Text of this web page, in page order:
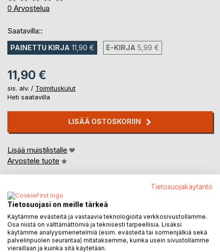
0%
0 Arvostelua
Saatavilla::
PAINETTU KIRJA 11,90 € E-KIRJA 5,99 €
11,90 €
sis. alv. / Toimituskulut
Heti saatavilla
LISÄÄ OSTOSKORIIN
Lisää muistilistalle
Arvostele tuote
KUVAUS
Tietosuojakäytäntö
Tietosuojasi on meille tärkeä
Käytämme evästeitä ja vastaavia teknologioita verkkosivustollamme.
Osa niistä on välttämättömiä ja teknisesti tarpeellisia. Lisäksi
käytämme analyysimenetelmiä (esim. evästeitä tai sormenjälkiä sekä
palvelinpuolen seurantaa) mitataksemme, kuinka usein sivustollamme
vieraillaan ja kuinka sitä käytetään.